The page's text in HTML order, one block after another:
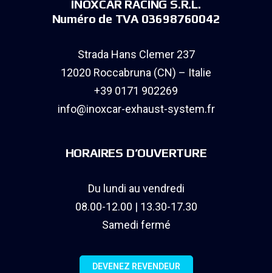
INOXCAR RACING S.R.L.
Numéro de TVA 03698760042
Strada Hans Clemer 237
12020 Roccabruna (CN) – Italie
+39 0171 902269
info@inoxcar-exhaust-system.fr
HORAIRES D’OUVERTURE
Du lundi au vendredi
08.00-12.00 | 13.30-17.30
Samedi fermé
DEVENEZ REVENDEUR